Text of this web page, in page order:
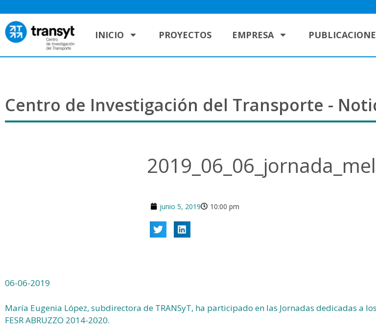
INICIO PROYECTOS EMPRESA
Centro de Investigación del Transporte -
junio 5, 2019 10:00 pm
06-06-2019
María Eugenia López, subdirectora de TRANSyT, ha participado en las Jornadas dedicadas a
FESR ABRUZZO 2014-2020.